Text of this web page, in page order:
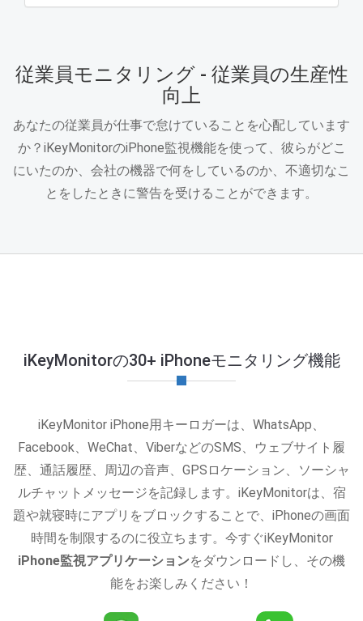
従業員モニタリング - 従業員の生産性
向上
あなたの従業員が仕事で怠けていることを心配しています
か？iKeyMonitorのiPhone監視機能を使って、彼らがどこ
にいたのか、会社の機器で何をしているのか、不適切なこ
とをしたときに警告を受けることができます。
iKeyMonitorの30+ iPhoneモニタリング機能
iKeyMonitor iPhone用キーロガーは、WhatsApp、
Facebook、WeChat、ViberなどのSMS、ウェブサイト履
歴、通話履歴、周辺の音声、GPSロケーション、ソーシャ
ルチャットメッセージを記録します。iKeyMonitorは、宿
題や就寝時にアプリをブロックすることで、iPhoneの画面
時間を制限するのに役立ちます。今すぐiKeyMonitor
iPhone監視アプリケーションをダウンロードし、その機
能をお楽しみください！